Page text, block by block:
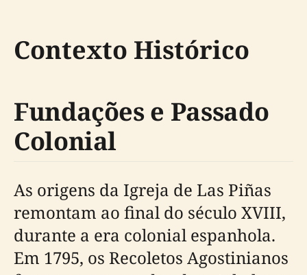
Contexto Histórico
Fundações e Passado
Colonial
As origens da Igreja de Las Piñas
remontam ao final do século XVIII,
durante a era colonial espanhola.
Em 1795, os Recoletos Agostinianos